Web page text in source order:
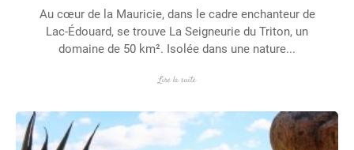
Au cœur de la Mauricie, dans le cadre enchanteur de
Lac-Édouard, se trouve La Seigneurie du Triton, un
domaine de 50 km². Isolée dans une nature...
Lire la suite